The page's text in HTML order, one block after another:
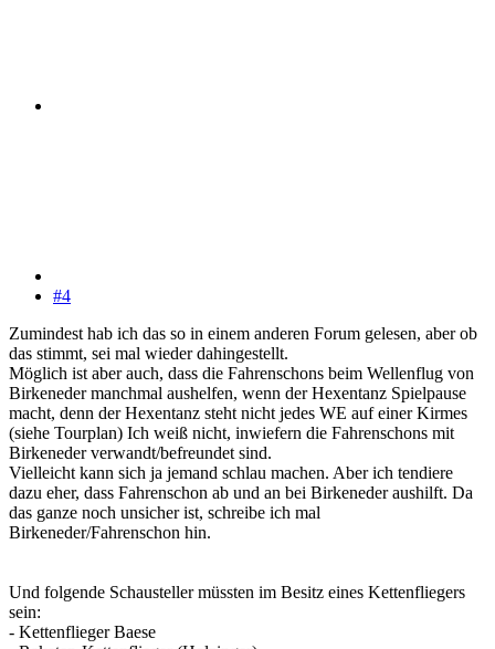
#4
Zumindest hab ich das so in einem anderen Forum gelesen, aber ob
das stimmt, sei mal wieder dahingestellt.
Möglich ist aber auch, dass die Fahrenschons beim Wellenflug von
Birkeneder manchmal aushelfen, wenn der Hexentanz Spielpause
macht, denn der Hexentanz steht nicht jedes WE auf einer Kirmes
(siehe Tourplan) Ich weiß nicht, inwiefern die Fahrenschons mit
Birkeneder verwandt/befreundet sind.
Vielleicht kann sich ja jemand schlau machen. Aber ich tendiere
dazu eher, dass Fahrenschon ab und an bei Birkeneder aushilft. Da
das ganze noch unsicher ist, schreibe ich mal
Birkeneder/Fahrenschon hin.
Und folgende Schausteller müssten im Besitz eines Kettenfliegers
sein:
- Kettenflieger Baese